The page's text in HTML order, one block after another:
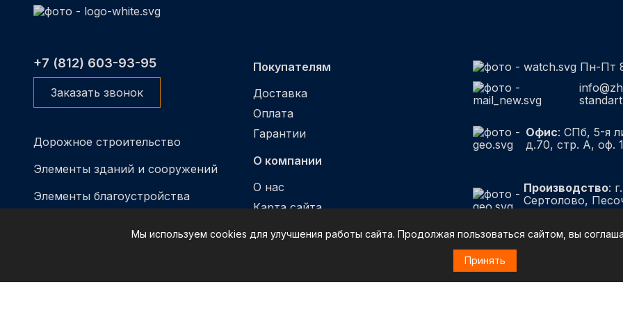
+7 (812) 603-93-95
Заказать звонок
Дорожное строительство
Элементы зданий и сооружений
Элементы благоустройства
Покупателям
Доставка
Оплата
Гарантии
О компании
О нас
Карта сайта
Пн-Пт
Офис: СПб, 5-я
д.70, стр. А, оф.
Производство: г.
Сертолово,
улица, 22
Мы используем cookies для улучшения работы сайта. Продолжая пользоваться сайтом, вы
Принять